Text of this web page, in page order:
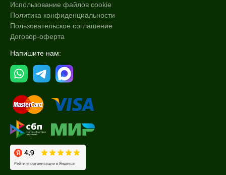
Использование файлов cookie
Политика конфиденциальности
Пользовательское соглашение
Договор-оферта
Напишите нам: